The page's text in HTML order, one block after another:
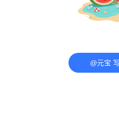
@元宝